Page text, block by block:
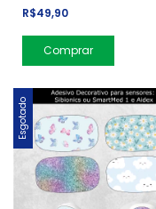
R$49,90
Comprar
Esgotado